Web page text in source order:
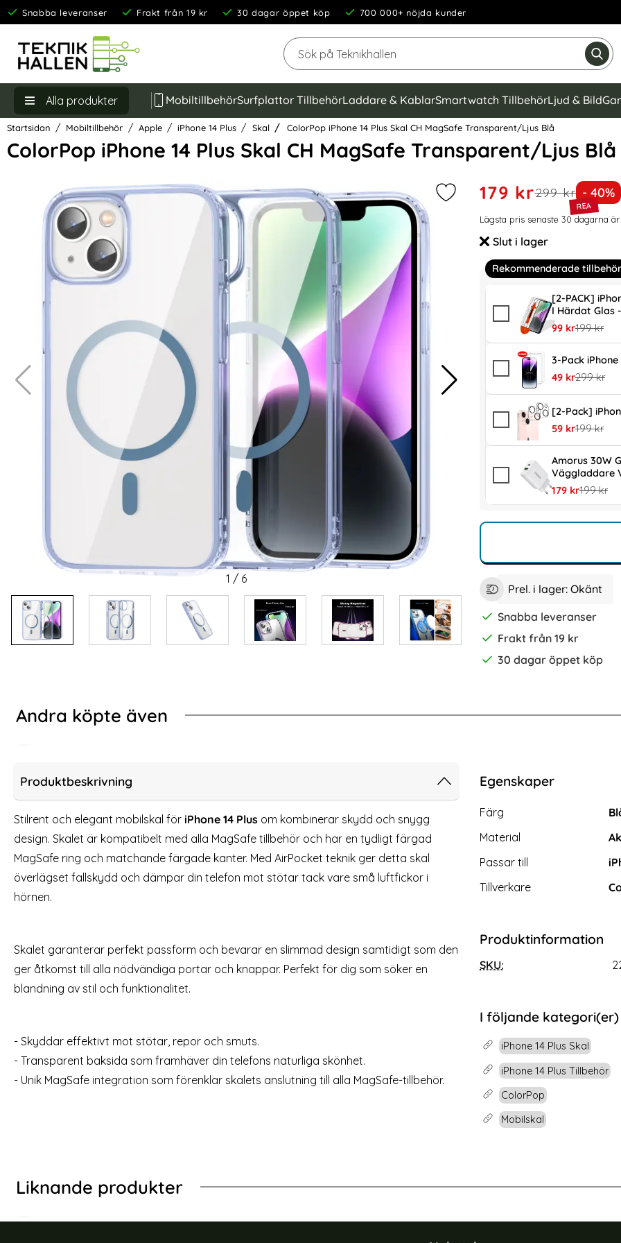
Snabba leveranser Frakt från 19 kr 30 dagar öppet köp 700 000+ nöjda kunder
Sök
Alla produkter MobiltillbehörSurfplattor TillbehörLaddare & KablarSmartwatch TillbehörLjud & Bild
Startsidan Mobiltillbehör Apple iPhone 14 Plus Skal ColorPop iPhone 14 Plus Skal CH MagSafe Transparent/Ljus Blå
ColorPop iPhone 14 Plus Skal CH MagSafe Transparent/Ljus Blå
Hoppa
över
Markera colorPop iPhone 14 Plus
1 / 6
Handla denna produkt
rea pris
179 krtidigare pris
299 kr Priset
- 40%
Prishistorik
Lägsta pris senaste 30 dagarna
Tillgänglighet:
Slut i lager
Rekommenderade tillbehör
[2-PACK]
I Härdat Glas
rea pris
99 krtidigare
199 kr
3-Pack
rea pris
49 krtidigare
299 kr
[2-Pack]
rea pris
59 krtidigare
199 kr
Amorus 30W
Väggladdare
rea pris
179 krtidigare
199 kr
Prel. i lager: Okänt
Snabba leveranser
Frakt från 19 kr
30 dagar öppet köp
Andra köpte även
MagFlex Cosmic Orange
Art. nr 211213
rea pris
49 krtidigare pris
149 kr
Tillgänglighet:
Lagervara
iPhone 14 Plus Skal - Transparant
PRINCE Heltäckande Skärmskydd
Art. nr 21970
rea pris
179 kr
Wozinsky iPhone 14 Plus /
Art. nr 227672
Produktbeskrivning
Stilrent och elegant mobilskal för iPhone 14 Plus om kombinerar skydd och snygg
design. Skalet är kompatibelt med alla MagSafe tillbehör och har en tydligt färgad
MagSafe ring och matchande färgade kanter. Med AirPocket teknik ger detta skal
överlägset fallskydd och dämpar din telefon mot stötar tack vare små luftfickor i
hörnen.
Skalet garanterar perfekt passform och bevarar en slimmad design samtidigt som den
ger åtkomst till alla nödvändiga portar och knappar. Perfekt för dig som söker en
blandning av stil och funktionalitet.
- Skyddar effektivt mot stötar, repor och smuts.
- Transparent baksida som framhäver din telefons naturliga skönhet.
- Unik MagSafe integration som förenklar skalets anslutning till alla MagSafe-tillbehör.
Egenskaper
Egenskaper/attribut för
Attribut
Färg
Material
Passar till
Tillverkare
Produktinformation
SKU:
I följande kategori(er)
iPhone 14 Plus Skal
iPhone 14 Plus Tillbehör
ColorPop
Mobilskal
Liknande produkter